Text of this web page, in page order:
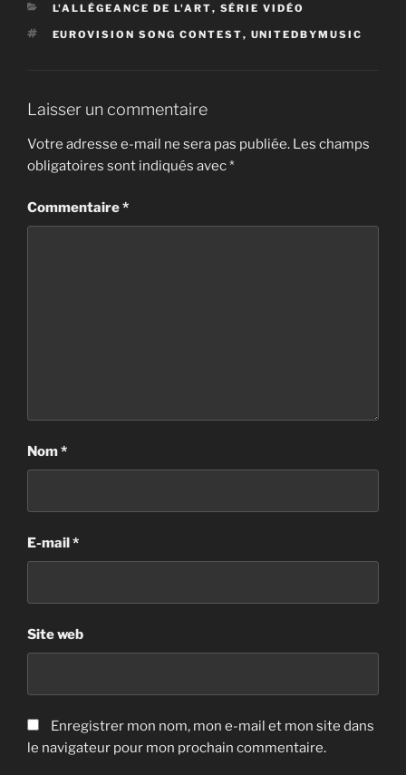
CATÉGORIES
L'ALLÉGEANCE DE L'ART, SÉRIE VIDÉO
ÉTIQUETTES
EUROVISION SONG CONTEST, UNITEDBYMUSIC
Laisser un commentaire
Votre adresse e-mail ne sera pas publiée. Les champs
obligatoires sont indiqués avec*
Commentaire*
Nom*
E-mail*
Site web
Enregistrer mon nom, mon e-mail et mon site dans
le navigateur pour mon prochain commentaire.